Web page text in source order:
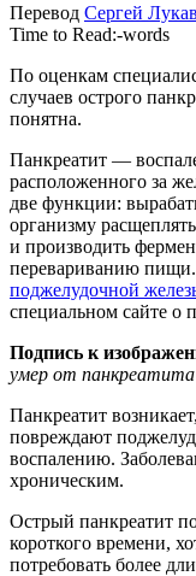
Перевод Сергей
Time to Read:-words
По оценкам
случаев острого
понятна.
Панкреатит —
расположенного за
две функции:
организму
и производить
перевариванию
поджелудочной
специальном сайте о
Подпись к
умер от панкреатита
Панкреатит
повреждают
воспалению.
хроническим.
Острый панкреатит
короткого времени,
потребовать более